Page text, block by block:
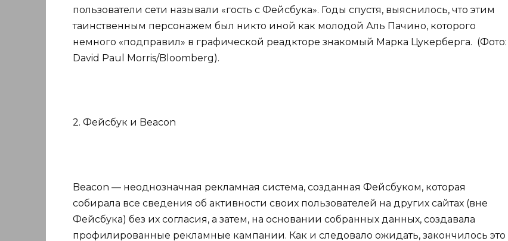
пользователи сети называли «гость с Фейсбука». Годы спустя, выяснилось, что этим
таинственным персонажем был никто иной как молодой Аль Пачино, которого
немного «подправил» в графической реадкторе знакомый Марка Цукерберга. (Фото:
David Paul Morris/Bloomberg).
2. Фейсбук и Beacon
Beacon — неоднозначная рекламная система, созданная Фейсбуком, которая
собирала все сведения об активности своих пользователей на других сайтах (вне
Фейсбука) без их согласия, а затем, на основании собранных данных, создавала
профилированные рекламные кампании. Как и следовало ожидать, закончилось это